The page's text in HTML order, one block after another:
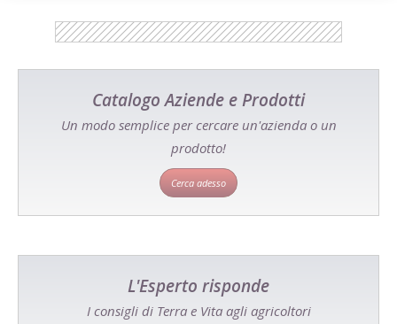
Catalogo Aziende e Prodotti
Un modo semplice per cercare un'azienda o un
prodotto!
Cerca adesso
L'Esperto risponde
I consigli di Terra e Vita agli agricoltori